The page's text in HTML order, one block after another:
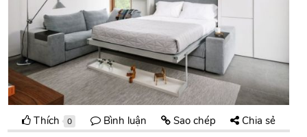
Thích 0 Bình luận Sao chép Chia sẻ